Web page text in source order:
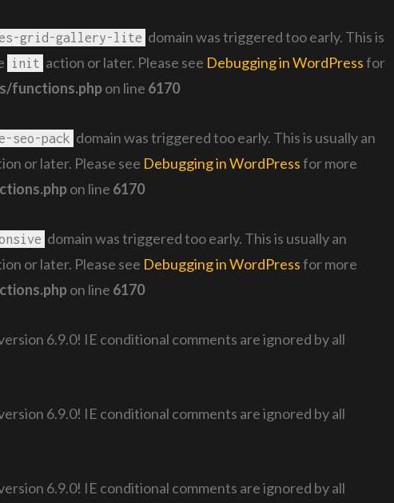
grid-gallery-lite domain was triggered too early. This is
init action or later. Please see Debugging in WordPressfor
functions.phpon line 6170
seo-pack domain was triggered too early. This is usually an
or later. Please see Debugging in WordPressfor more
on line 6170
domain was triggered too early. This is usually an
or later. Please see Debugging in WordPressfor more
on line 6170
6.9.0! IE conditional comments are ignored by all
6.9.0! IE conditional comments are ignored by all
6.9.0! IE conditional comments are ignored by all